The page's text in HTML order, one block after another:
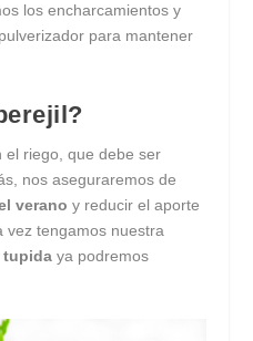
los encharcamientos y
para mantener
el riego, que debe ser
nos aseguraremos de
verano y reducir el aporte
vez tengamos nuestra
tupida ya podremos